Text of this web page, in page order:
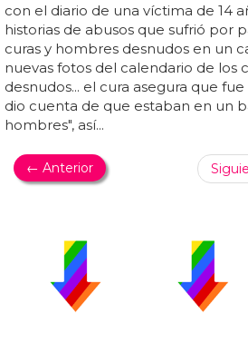
con el diario de una víctima de 14
historias de abusos que sufrió por
curas y hombres desnudos en un
nuevas fotos del calendario de los
desnudos... el cura asegura que
dio cuenta de que estaban en un
hombres", así...
← Anterior